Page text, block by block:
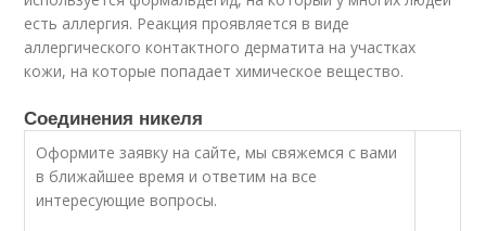
есть аллергия. Реакция проявляется в виде
аллергического контактного дерматита на участках
кожи, на которые попадает химическое вещество.
Соединения никеля
Оформите заявку на сайте, мы свяжемся с вами
в ближайшее время и ответим на все
интересующие вопросы.